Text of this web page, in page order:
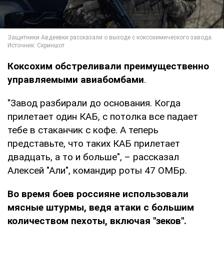
Коксохим обстреливали преимущественно
управляемыми авиабомбами.
"Завод разбирали до основания. Когда
прилетает один КАБ, с потолка все падает
тебе в стаканчик с кофе. А теперь
представьте, что таких КАБ прилетает
двадцать, а то и больше", – рассказал
Алексей "Али", командир роты 47 ОМБр.
Во время боев россияне использовали
мясные штурмы, ведя атаки с большим
количеством пехоты, включая "зеков".